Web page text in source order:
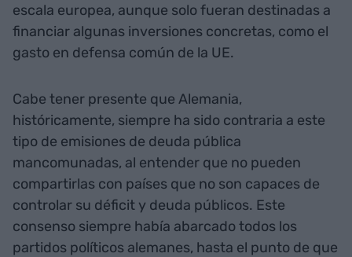
escala europea, aunque solo fueran destinadas a
financiar algunas inversiones concretas, como el
gasto en defensa común de la UE.
Cabe tener presente que Alemania,
históricamente, siempre ha sido contraria a este
tipo de emisiones de deuda pública
mancomunadas, al entender que no pueden
compartirlas con países que no son capaces de
controlar su déficit y deuda públicos. Este
consenso siempre había abarcado todos los
partidos políticos alemanes, hasta el punto de que